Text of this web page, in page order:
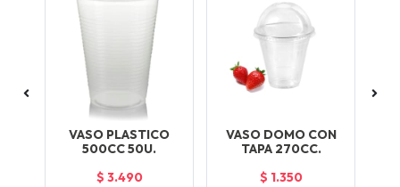
VASO PLASTICO
500CC 50U.
$ 3.490
VASO DOMO CON
TAPA 270CC.
$ 1.350